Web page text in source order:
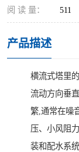
阅 读 量： 511
产品描述
横流式塔里
流动方向垂
繁,通常在噪
压、小风阻
装和配水系